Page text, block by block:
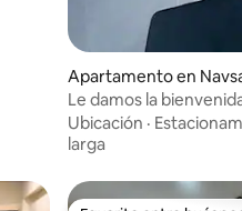
Apartamento en
Le damos la
departamento de 2
(2BHK) totalmente
Ubicación ·
larga